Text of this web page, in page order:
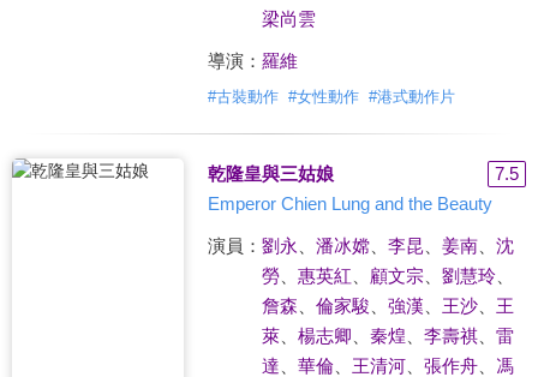
梁尚雲
導演： 羅維
#古裝動作 #女性動作 #港式動作片
乾隆皇與三姑娘
7.5
Emperor Chien Lung and the Beauty
演員： 劉永 潘冰嫦、 李昆、 姜南、 沈
勞、 惠英紅 顧文宗、 劉慧玲、
詹森
倫家駿 強漢 王沙、 王
萊、 楊志卿 秦煌 李壽祺、 雷
達
華倫、 王清河、 張作舟、 馮